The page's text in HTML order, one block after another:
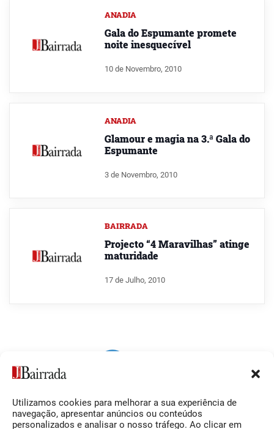
Utilizamos cookies para melhorar a sua experiência de
navegação, apresentar anúncios ou conteúdos
personalizados e analisar o nosso tráfego. Ao clicar em
ANADIA
Gala do Espumante promete
noite inesquecível
10 de Novembro, 2010
ANADIA
Glamour e magia na 3.ª Gala do
Espumante
3 de Novembro, 2010
BAIRRADA
Projecto “4 Maravilhas” atinge
maturidade
17 de Julho, 2010
Siga-nos O Jornal da Bairrada